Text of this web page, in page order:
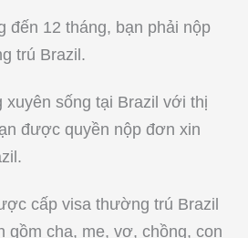
đến 12 tháng, bạn phải nộp
trú Brazil.
sống tại Brazil với thị
được quyền nộp đơn xin
cấp visa thường trú Brazil
gồm cha, mẹ, vợ, chồng, con